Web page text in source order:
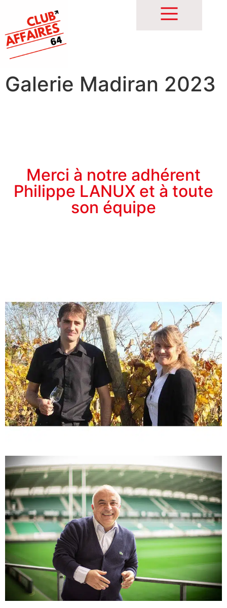
Club
affaires
Galerie Madiran 2023
Merci à notre adhérent
Philippe LANUX et à toute
son équipe